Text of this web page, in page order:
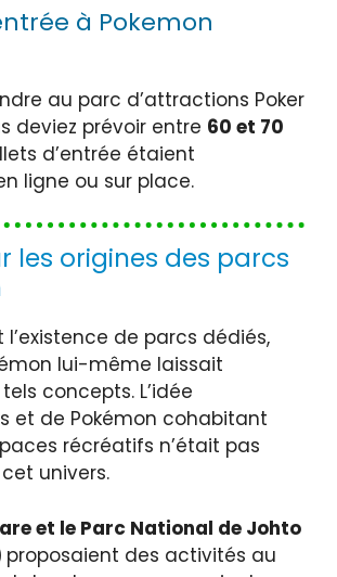
à Pokemon
au parc d’attractions Poker
deviez prévoir entre 60 et 70
d’entrée étaient
ligne ou sur place.
les origines des parcs
de parcs dédiés,
lui-même laissait
concepts. L’idée
et de Pokémon cohabitant
récréatifs n’était pas
univers.
et le Parc National de Johto
proposaient des activités au